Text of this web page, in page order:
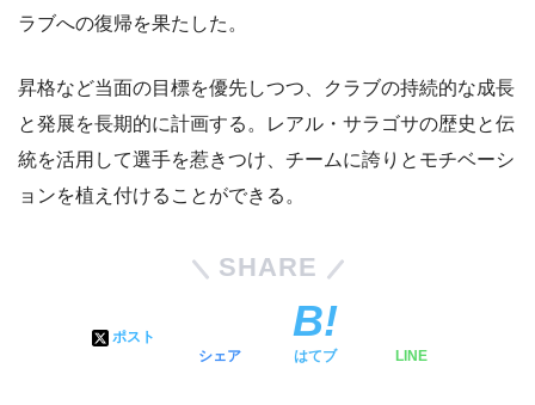
ラブへの復帰を果たした。
昇格など当面の目標を優先しつつ、クラブの持続的な成長
と発展を長期的に計画する。レアル・サラゴサの歴史と伝
統を活用して選手を惹きつけ、チームに誇りとモチベーシ
ョンを植え付けることができる。
SHARE
ポスト
シェア
はてブ LINE